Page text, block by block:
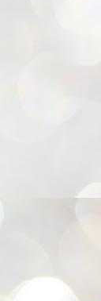
Rosa - sem